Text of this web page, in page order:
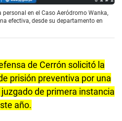
personal en el Caso Aeródromo Wanka,
efectiva, desde su departamento en
de Cerrón solicitó la
prisión preventiva por una
de primera instancia
año.